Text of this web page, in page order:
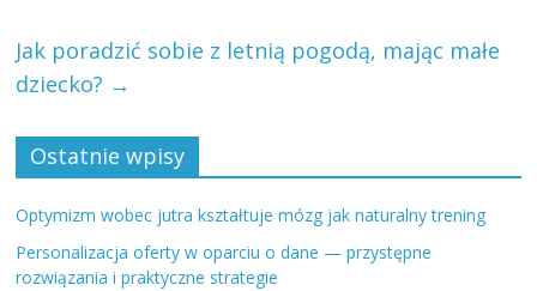
Jak poradzić sobie z letnią pogodą, mając małe
dziecko? →
Ostatnie wpisy
Optymizm wobec jutra kształtuje mózg jak naturalny trening
Personalizacja oferty w oparciu o dane — przystępne
rozwiązania i praktyczne strategie